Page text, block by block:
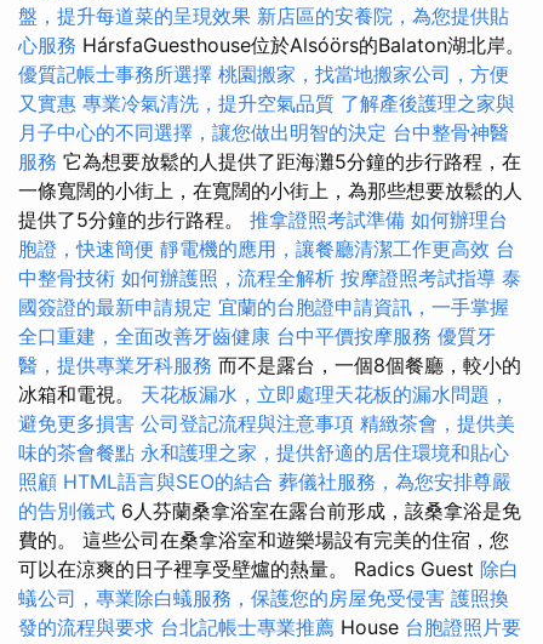
盤，提升每道菜的呈現效果 新店區的安養院，為您提供貼
心服務 HársfaGuesthouse位於Alsóörs的Balaton湖北岸。
優質記帳士事務所選擇 桃園搬家，找當地搬家公司，方便
又實惠 專業冷氣清洗，提升空氣品質 了解產後護理之家與
月子中心的不同選擇，讓您做出明智的決定 台中整骨神醫
服務 它為想要放鬆的人提供了距海灘5分鐘的步行路程，在
一條寬闊的小街上，在寬闊的小街上，為那些想要放鬆的人
提供了5分鐘的步行路程。 推拿證照考試準備 如何辦理台
胞證，快速簡便 靜電機的應用，讓餐廳清潔工作更高效 台
中整骨技術 如何辦護照，流程全解析 按摩證照考試指導 泰
國簽證的最新申請規定 宜蘭的台胞證申請資訊，一手掌握
全口重建，全面改善牙齒健康 台中平價按摩服務 優質牙
醫，提供專業牙科服務 而不是露台，一個8個餐廳，較小的
冰箱和電視。 天花板漏水，立即處理天花板的漏水問題，
避免更多損害 公司登記流程與注意事項 精緻茶會，提供美
味的茶會餐點 永和護理之家，提供舒適的居住環境和貼心
照顧 HTML語言與SEO的結合 葬儀社服務，為您安排尊嚴
的告別儀式 6人芬蘭桑拿浴室在露台前形成，該桑拿浴是免
費的。 這些公司在桑拿浴室和遊樂場設有完美的住宿，您
可以在涼爽的日子裡享受壁爐的熱量。 Radics Guest 除白
蟻公司，專業除白蟻服務，保護您的房屋免受侵害 護照換
發的流程與要求 台北記帳士專業推薦 House 台胞證照片要